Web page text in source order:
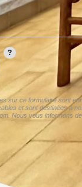
sur ce formulaire sont
et sont destinées à
Nous vous informons